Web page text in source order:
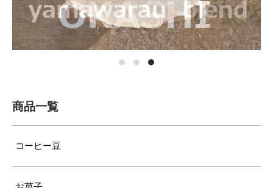
商品一覧
コーヒー豆